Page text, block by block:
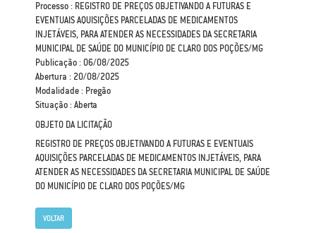
Processo : REGISTRO DE PREÇOS OBJETIVANDO A FUTURAS E
EVENTUAIS AQUISIÇÕES PARCELADAS DE MEDICAMENTOS
INJETÁVEIS, PARA ATENDER AS NECESSIDADES DA SECRETARIA
MUNICIPAL DE SAÚDE DO MUNICÍPIO DE CLARO DOS POÇÕES/MG
Publicação : 06/08/2025
Abertura : 20/08/2025
Modalidade : Pregão
Situação : Aberta
OBJETO DA LICITAÇÃO
REGISTRO DE PREÇOS OBJETIVANDO A FUTURAS E EVENTUAIS
AQUISIÇÕES PARCELADAS DE MEDICAMENTOS INJETÁVEIS, PARA
ATENDER AS NECESSIDADES DA SECRETARIA MUNICIPAL DE SAÚDE
DO MUNICÍPIO DE CLARO DOS POÇÕES/MG
VOLTAR